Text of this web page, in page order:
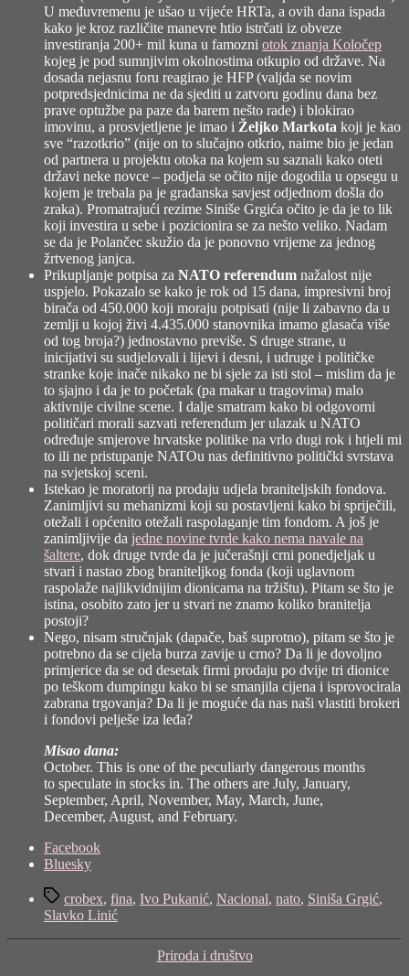
U međuvremenu je ušao u vijeće HRTa, a ovih dana ispada
kako je kroz različite manevre htio istrčati iz obveze
investiranja 200+ mil kuna u famozni otok znanja Koločep
kojeg je pod sumnjivim okolnostima otkupio od države. Na
dosada nejasnu foru reagirao je HFP (valjda se novim
potpredsjednicima ne da sjediti u zatvoru godinu dana bez
prave optužbe pa paze da barem nešto rade) i blokirao
imovinu, a prosvjetljene je imao i Željko Markota koji je kao
sve “razotkrio” (nije on to slučajno otkrio, naime bio je jedan
od partnera u projektu otoka na kojem su saznali kako oteti
državi neke novce – podjela se očito nije dogodila u opsegu u
kojem je trebala pa je građanska savjest odjednom došla do
zraka). Promatrajući rezime Siniše Grgića očito je da je to lik
koji investira u sebe i pozicionira se za nešto veliko. Nadam
se da je Polančec skužio da je ponovno vrijeme za jednog
žrtvenog janjca.
Prikupljanje potpisa za NATO referendum nažalost nije
uspjelo. Pokazalo se kako je rok od 15 dana, impresivni broj
birača od 450.000 koji moraju potpisati (nije li zabavno da u
zemlji u kojoj živi 4.435.000 stanovnika imamo glasača više
od tog broja?) jednostavno previše. S druge strane, u
inicijativi su sudjelovali i lijevi i desni, i udruge i političke
stranke koje inače nikako ne bi sjele za isti stol – mislim da je
to sjajno i da je to početak (pa makar u tragovima) malo
aktivnije civilne scene. I dalje smatram kako bi odgovorni
političari morali sazvati referendum jer ulazak u NATO
određuje smjerove hrvatske politike na vrlo dugi rok i htjeli mi
to ili ne pristupanje NATOu nas definitivno politički svrstava
na svjetskoj sceni.
Istekao je moratorij na prodaju udjela braniteljskih fondova.
Zanimljivi su mehanizmi koji su postavljeni kako bi spriječili,
otežali i općenito otežali raspolaganje tim fondom. A još je
zanimljivije da jedne novine tvrde kako nema navale na
šaltere, dok druge tvrde da je jučerašnji crni ponedjeljak u
stvari i nastao zbog braniteljkog fonda (koji uglavnom
raspolaže najlikvidnijim dionicama na tržištu). Pitam se što je
istina, osobito zato jer u stvari ne znamo koliko branitelja
postoji?
Nego, nisam stručnjak (dapače, baš suprotno), pitam se što je
potrebno da se cijela burza zavije u crno? Da li je dovoljno
primjerice da se od desetak firmi prodaju po dvije tri dionice
po teškom dumpingu kako bi se smanjila cijena i isprovocirala
zabrana trgovanja? Da li je moguće da nas naši vlastiti brokeri
i fondovi pelješe iza leđa?
Misao dana:
October. This is one of the peculiarly dangerous months
to speculate in stocks in. The others are July, January,
September, April, November, May, March, June,
December, August, and February.
Share
svakoga
Facebook
Bluesky
Tagscrobex, fina, Ivo Pukanić, Nacional, nato, Siniša Grgić,
Slavko Linić
Categories
Priroda i društvo